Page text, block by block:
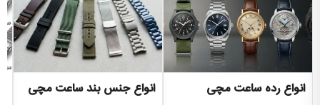
انواع رده ساعت مچی انواع جنس بند ساعت مچی